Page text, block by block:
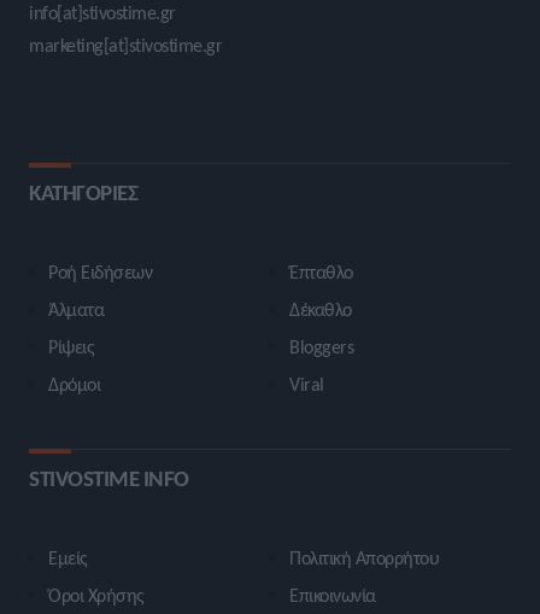
info[at]stivostime.gr
marketing[at]stivostime.gr
ΚΑΤΗΓΟΡΙΕΣ
Ροή Ειδήσεων
Άλματα
Ρίψεις
Δρόμοι
Έπταθλο
Δέκαθλο
Bloggers
Viral
STIVOSTIME INFO
Εμείς
Όροι Χρήσης
Πολιτική Απορρήτου
Επικοινωνία